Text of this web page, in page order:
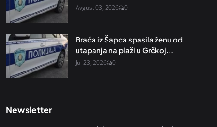
Avgust 03, 2026 0
Braća iz Šapca spasila ženu od
utapanja na plaži u Grčkoj...
Jul 23, 2026 0
Newsletter